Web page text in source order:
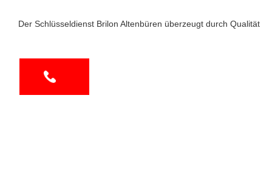
Der Schlüsseldienst Brilon Altenbüren überzeugt durch Qualität